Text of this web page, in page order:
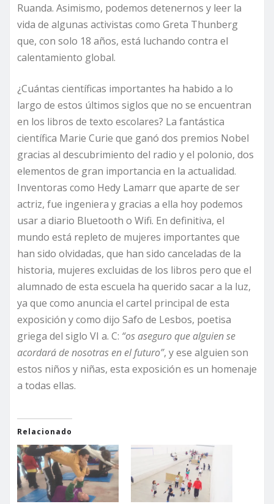
Ruanda. Asimismo, podemos detenernos y leer la
vida de algunas activistas como Greta Thunberg
que, con solo 18 años, está luchando contra el
calentamiento global.
¿Cuántas científicas importantes ha habido a lo
largo de estos últimos siglos que no se encuentran
en los libros de texto escolares? La fantástica
científica Marie Curie que ganó dos premios Nobel
gracias al descubrimiento del radio y el polonio, dos
elementos de gran importancia en la actualidad.
Inventoras como Hedy Lamarr que aparte de ser
actriz, fue ingeniera y gracias a ella hoy podemos
usar a diario Bluetooth o Wifi. En definitiva, el
mundo está repleto de mujeres importantes que
han sido olvidadas, que han sido canceladas de la
historia, mujeres excluidas de los libros pero que el
alumnado de esta escuela ha querido sacar a la luz,
ya que como anuncia el cartel principal de esta
exposición y como dijo Safo de Lesbos, poetisa
griega del siglo VI a. C: “os aseguro que alguien se
acordará de nosotras en el futuro”, y ese alguien son
estos niños y niñas, esta exposición es un homenaje
a todas ellas.
Relacionado